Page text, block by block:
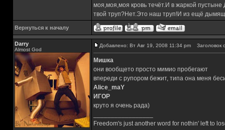
моя,моя,моя кровь течёт.И в жаркой
твой труп?Нет.Это наш труп!И из ещё
Вернуться к началу
Darry
Almost God
Добавлено: Вт Авг 19, 2008 11:34 pm Заголовок
Мишка
они вообщето просто мимио пробегают
впереди с рупором бежит, типа она меня
Alice_maY
ИГОР
круто я очень рада)
Freedom's just another word for nothin' left to